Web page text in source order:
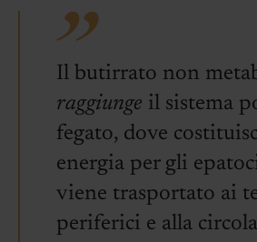
Il butirrato non
raggiunge il sistema
fegato, dove
energia per gli
viene trasportato ai
periferici e alla